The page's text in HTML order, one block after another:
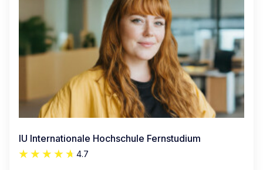
IU Internationale Hochschule Fernstudium
4.7